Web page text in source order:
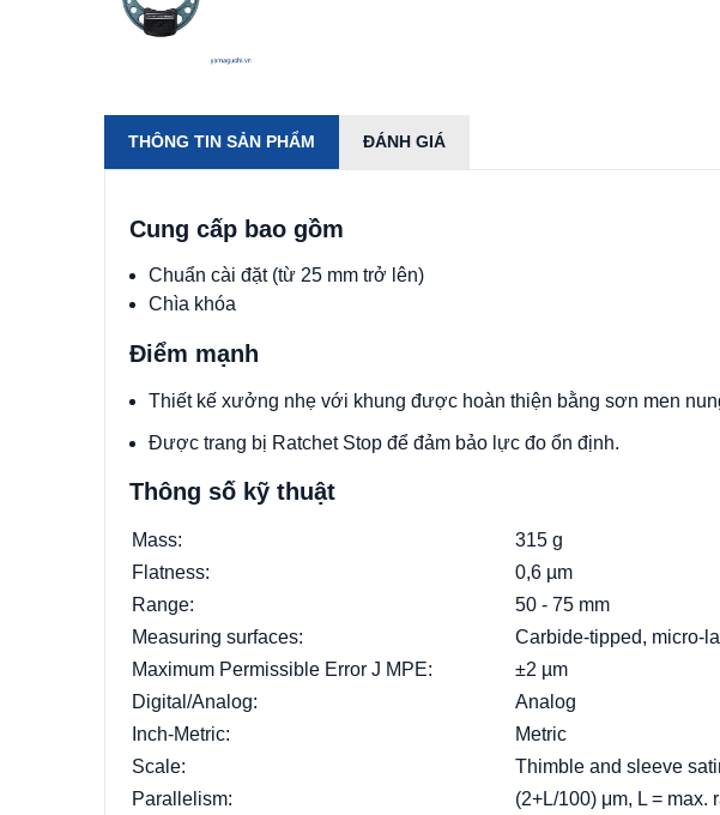
THÔNG TIN SẢN PHẨM ĐÁNH GIÁ
Cung cấp bao gồm
Chuẩn cài đặt (từ 25 mm trở lên)
Chìa khóa
Điểm mạnh
Thiết kế xưởng nhẹ với khung được hoàn thiện bằng sơn men
Được trang bị Ratchet Stop để đảm bảo lực đo ổn định.
Thông số kỹ thuật
Mass: 315 g
Flatness:
0,6 µm
Range:
50 - 75 mm
Measuring surfaces:
Carbide-tipped, micro-
Maximum Permissible Error J MPE:
±2 µm
Digital/Analog:
Analog
Inch-Metric:
Metric
Scale:
Thimble and sleeve
Parallelism:
(2+L/100) μm, L = max.